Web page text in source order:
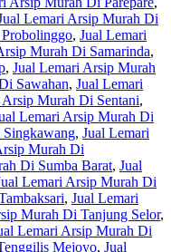
Lemari Arsip Murah Di
, Jual Lemari
Murah Di Samarinda,
, Jual Lemari Arsip Murah
Sawahan, Jual Lemari
Murah Di Sentani,
Lemari Arsip Murah Di
, Jual Lemari
Murah Di
Di Sumba Barat, Jual
Lemari Arsip Murah Di
, Jual Lemari
Murah Di Tanjung Selor,
Lemari Arsip Murah Di
Mejoyo, Jual